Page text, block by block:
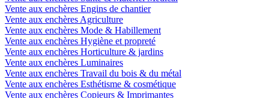
Vente aux enchères Engins de chantier
Vente aux enchères Agriculture
Vente aux enchères Mode & Habillement
Vente aux enchères Hygiène et propreté
Vente aux enchères Horticulture & jardins
Vente aux enchères Luminaires
Vente aux enchères Travail du bois & du métal
Vente aux enchères Esthétisme & cosmétique
Vente aux enchères Copieurs & Imprimantes